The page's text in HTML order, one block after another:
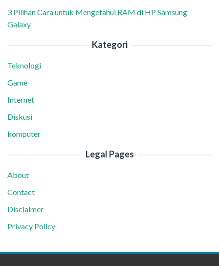
3 Pilihan Cara untuk Mengetahui RAM di HP Samsung
Galaxy
Kategori
Teknologi
Game
Internet
Diskusi
komputer
Legal Pages
About
Contact
Disclaimer
Privacy Policy